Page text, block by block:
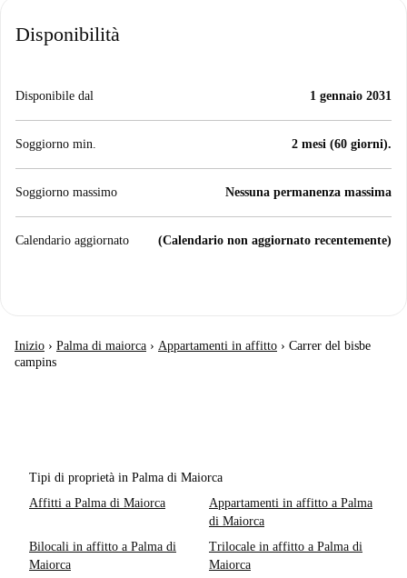
Disponibilità
Disponibile dal 1 gennaio 2031
Soggiorno min. 2 mesi (60 giorni).
Soggiorno massimo Nessuna permanenza massima
Calendario aggiornato (Calendario non aggiornato recentemente)
Inizio › Palma di maiorca › Appartamenti in affitto › Carrer del bisbe
campins
Tipi di proprietà in Palma di Maiorca
Affitti a Palma di Maiorca
Appartamenti in affitto a Palma
di Maiorca
Bilocali in affitto a Palma di
Maiorca
Trilocale in affitto a Palma di
Maiorca